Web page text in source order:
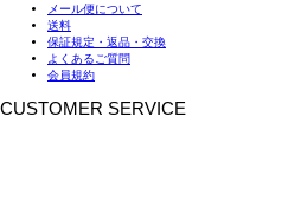
メール便について
送料
保証規定・返品・交換
よくあるご質問
会員規約
CUSTOMER SERVICE